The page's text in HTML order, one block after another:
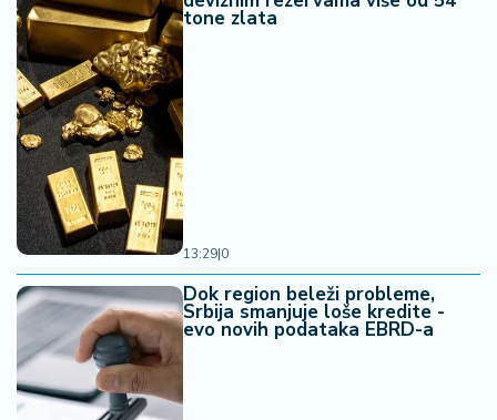
tone zlata
13:29|0
Dok region beleži probleme,
Srbija smanjuje loše kredite -
evo novih podataka EBRD-a